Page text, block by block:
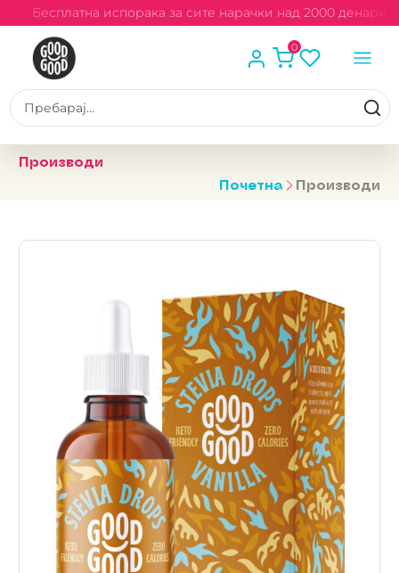
Бесплатна испорака за сите нарачки над 2000 денари
0
Производи
Почетна
Производи